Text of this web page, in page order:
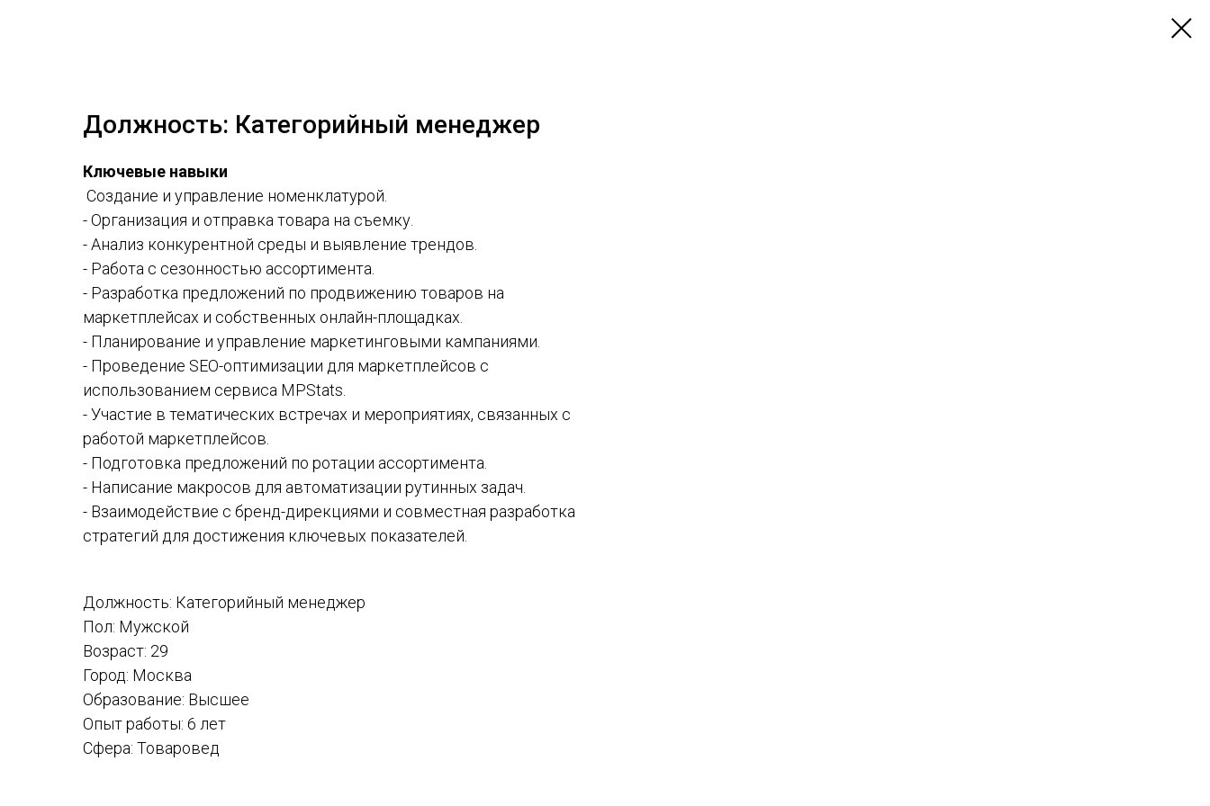
Должность: Категорийный менеджер
Ключевые навыки
Создание и управление номенклатурой.
- Организация и отправка товара на съемку.
- Анализ конкурентной среды и выявление трендов.
- Работа с сезонностью ассортимента.
- Разработка предложений по продвижению товаров на
маркетплейсах и собственных онлайн-площадках.
- Планирование и управление маркетинговыми кампаниями.
- Проведение SEO-оптимизации для маркетплейсов с
использованием сервиса MPStats.
- Участие в тематических встречах и мероприятиях, связанных с
работой маркетплейсов.
- Подготовка предложений по ротации ассортимента.
- Написание макросов для автоматизации рутинных задач.
- Взаимодействие с бренд-дирекциями и совместная разработка
стратегий для достижения ключевых показателей.
Должность: Категорийный менеджер
Пол: Мужской
Возраст: 29
Город: Москва
Образование: Высшее
Опыт работы: 6 лет
Сфера: Товаровед